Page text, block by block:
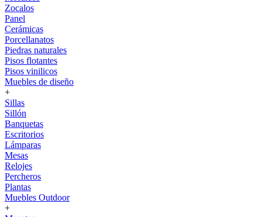
Zocalos
Panel
Cerámicas
Porcellanatos
Piedras naturales
Pisos flotantes
Pisos vinilicos
Muebles de diseño
+
Sillas
Sillón
Banquetas
Escritorios
Lámparas
Mesas
Relojes
Percheros
Plantas
Muebles Outdoor
+